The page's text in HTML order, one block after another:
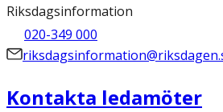
Riksdagsinformation
020-349 000
Kontakta ledamöter